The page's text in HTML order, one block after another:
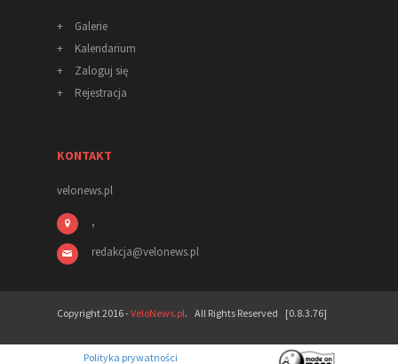
+
Galerie
+
Kalendarium
+
Zaloguj się
+
Rejestracja
KONTAKT
velonews.pl
,
redakcja@velonews.pl
Copyright 2016 -VeloNews.pl. All Rights Reserved [0.8.3.76]
Polityka prywatności